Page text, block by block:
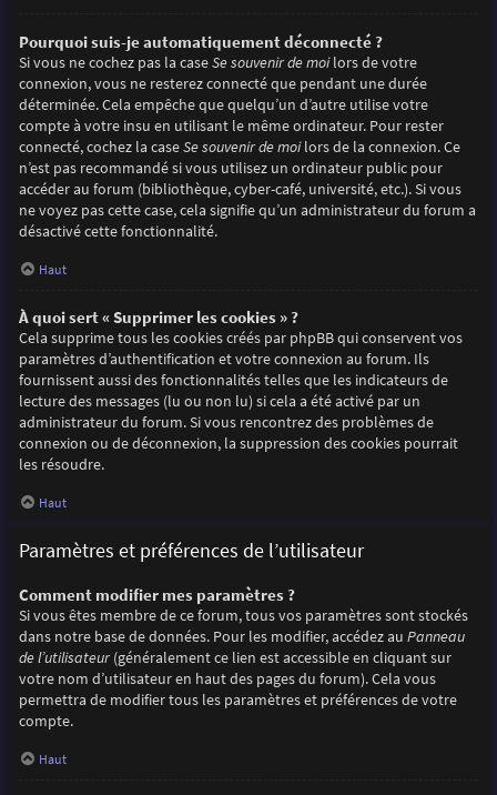
Pourquoi suis-je automatiquement déconnecté ?
Si vous ne cochez pas la caseSe souvenir de moilors de votre
connexion, vous ne resterez connecté que pendant une durée
déterminée. Cela empêche que quelqu’un d’autre utilise votre
compte à votre insu en utilisant le même ordinateur. Pour rester
connecté, cochez la caseSe souvenir de moilors de la connexion. Ce
n’est pas recommandé si vous utilisez un ordinateur public pour
accéder au forum (bibliothèque, cyber-café, université, etc.). Si vous
ne voyez pas cette case, cela signifie qu’un administrateur du forum a
désactivé cette fonctionnalité.
Haut
À quoi sert « Supprimer les cookies » ?
Cela supprime tous les cookies créés par phpBB qui conservent vos
paramètres d’authentification et votre connexion au forum. Ils
fournissent aussi des fonctionnalités telles que les indicateurs de
lecture des messages (lu ou non lu) si cela a été activé par un
administrateur du forum. Si vous rencontrez des problèmes de
connexion ou de déconnexion, la suppression des cookies pourrait
les résoudre.
Haut
Paramètres et préférences de l’utilisateur
Comment modifier mes paramètres ?
Si vous êtes membre de ce forum, tous vos paramètres sont stockés
dans notre base de données. Pour les modifier, accédez au Panneau
de l’utilisateur(généralement ce lien est accessible en cliquant sur
votre nom d’utilisateur en haut des pages du forum). Cela vous
permettra de modifier tous les paramètres et préférences de votre
compte.
Haut